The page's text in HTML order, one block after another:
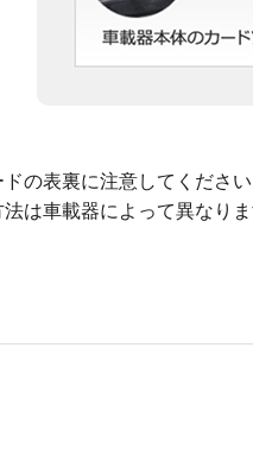
の表裏に注意してください
は車載器によって異なり